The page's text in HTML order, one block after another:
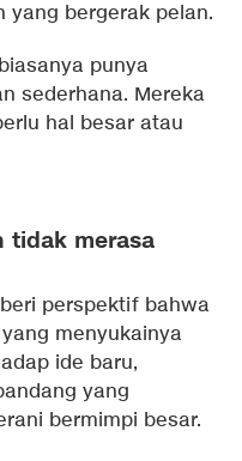
bergerak pelan.
punya
sederhana. Mereka
hal besar atau
tidak merasa
perspektif bahwa
menyukainya
ide baru,
yang
bermimpi besar.